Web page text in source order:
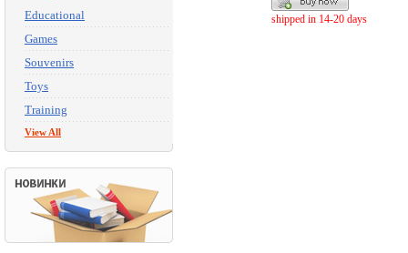
Educational
Games
Souvenirs
Toys
Training
View All
shipped in 14-20 days